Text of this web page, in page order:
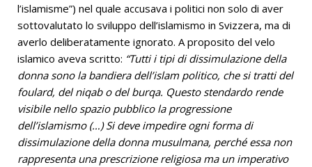
l’islamisme”) nel quale accusava i politici non solo di aver
sottovalutato lo sviluppo dell’islamismo in Svizzera, ma di
averlo deliberatamente ignorato. A proposito del velo
islamico aveva scritto: “Tutti i tipi di dissimulazione della
donna sono la bandiera dell’islam politico, che si tratti del
foulard, del niqab o del burqa. Questo stendardo rende
visibile nello spazio pubblico la progressione
dell’islamismo (…) Si deve impedire ogni forma di
dissimulazione della donna musulmana, perché essa non
rappresenta una prescrizione religiosa ma un imperativo